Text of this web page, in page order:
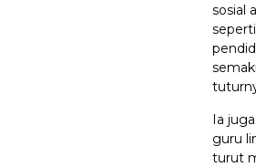
sosial
Ia
guru
turut